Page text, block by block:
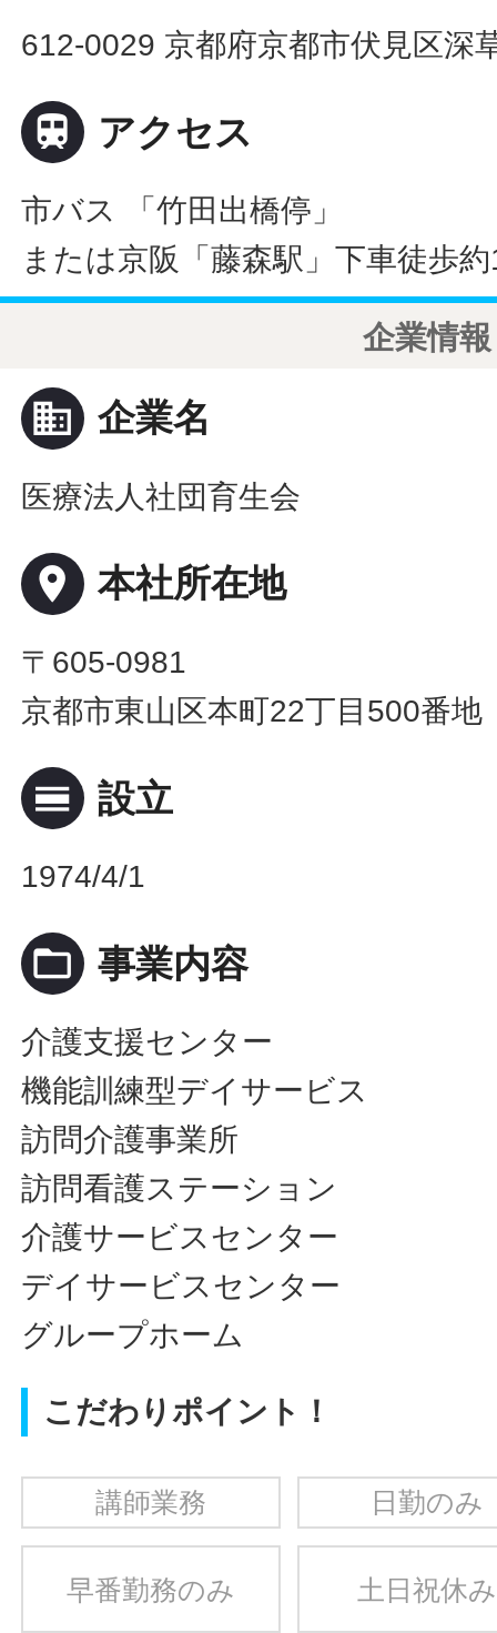
612-0029 京都府京都市伏見区深
 アクセス
市バス 「竹田出橋停」
または京阪「藤森駅」下車徒歩
企業情報
business 企業名
医療法人社団育生会
place 本社所在地
〒605-0981
京都市東山区本町22丁目500番地
calendar_view_day 設立
1974/4/1
folder_open 事業内容
介護支援センター
機能訓練型デイサービス
訪問介護事業所
訪問看護ステーション
介護サービスセンター
デイサービスセンター
グループホーム
こだわりポイント！
講師業務 日勤のみ
早番勤務のみ 土日祝休み